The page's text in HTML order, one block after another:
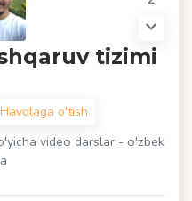
tizimi
o'tish
video darslar - o'zbek